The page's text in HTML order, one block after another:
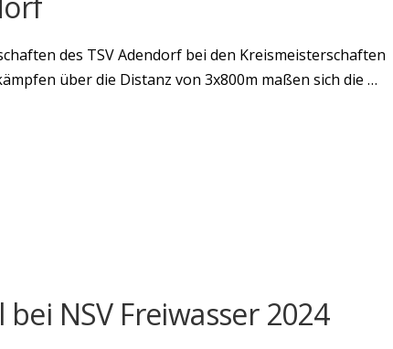
des TSV Adendorf bei den Kreismeisterschaften
über die Distanz von 3x800m maßen sich die …
NSV Freiwasser 2024